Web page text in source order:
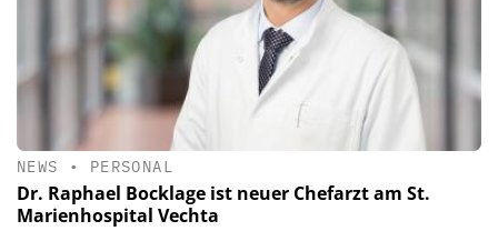
NEWS • PERSONAL
Dr. Raphael Bocklage ist neuer Chefarzt am St.
Marienhospital Vechta